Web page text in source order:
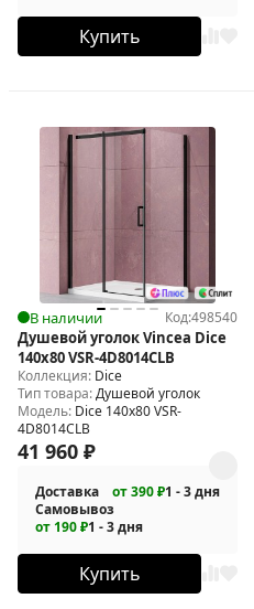
Купить
В наличии Код:498540
Душевой уголок Vincea Dice
140x80 VSR-4D8014CLB
Коллекция: Dice
Тип товара:Душевой уголок
Модель: Dice 140x80 VSR-
4D8014CLB
41 960 ₽
Доставка от 390 ₽1 - 3 дня
Самовывоз
от 190 ₽1 - 3 дня
Купить